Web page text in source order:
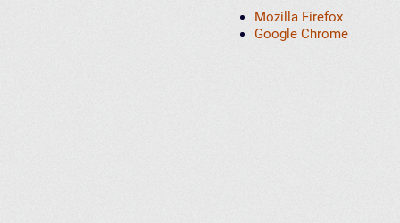
Mozilla Firefox
Google Chrome